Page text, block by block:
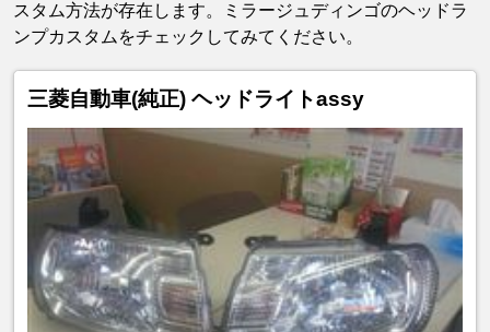
スタム方法が存在します。ミラージュディンゴのヘッドラ
ンプカスタムをチェックしてみてください。
三菱自動車(純正) ヘッドライトassy